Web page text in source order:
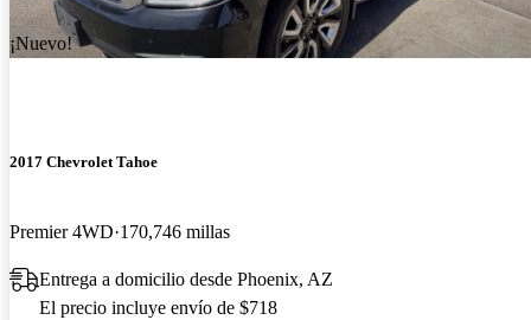
¡Nuevo!
2017 Chevrolet Tahoe
Premier 4WD 170,746 millas
Entrega a domicilio desde Phoenix, AZ
El precio incluye envío de $718